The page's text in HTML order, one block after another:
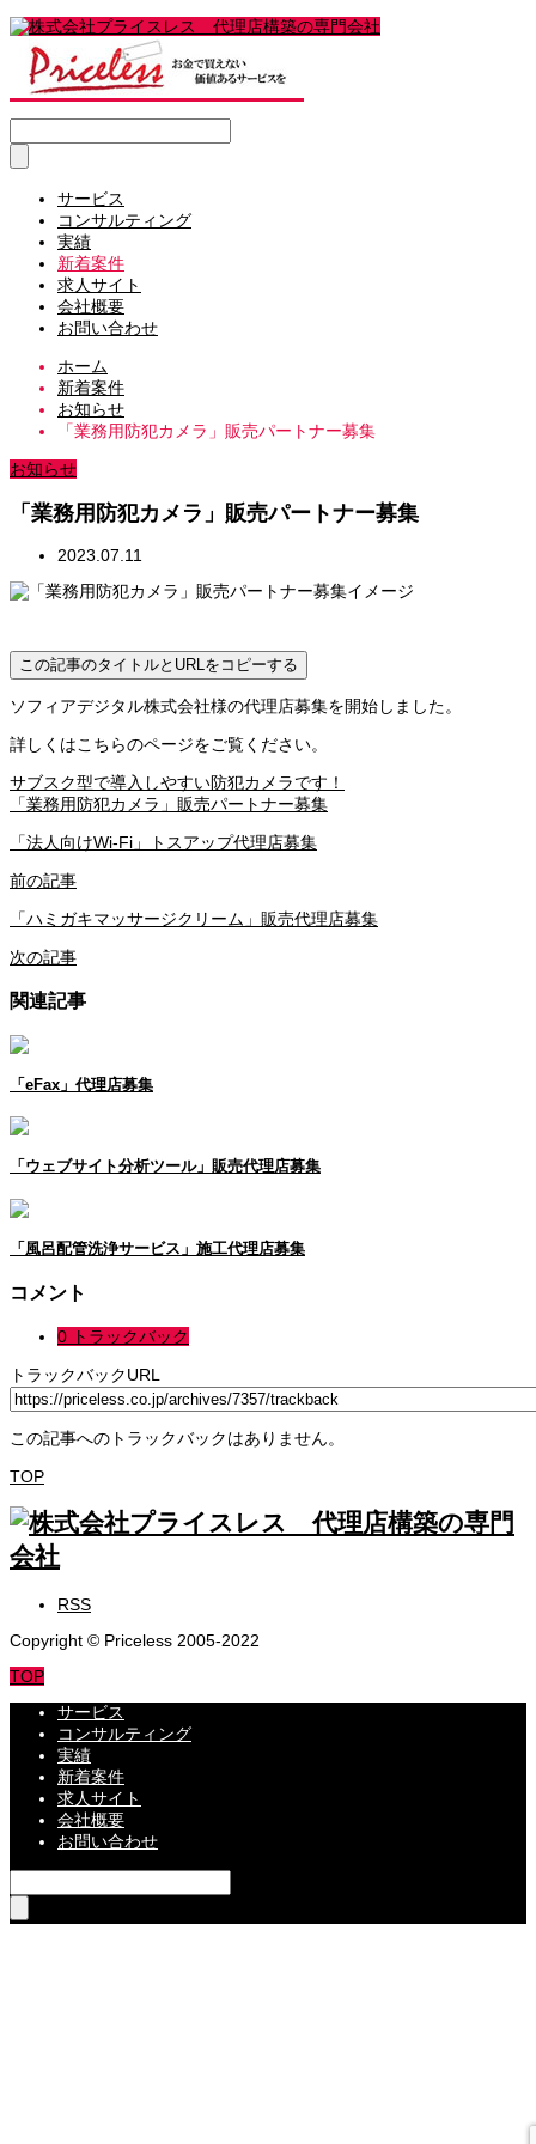
サービス
コンサルティング
実績
新着案件
求人サイト
会社概要
お問い合わせ
ホーム
新着案件
お知らせ
「業務用防犯カメラ」販売パートナー募集
お知らせ
「業務用防犯カメラ」販売パートナー募集
2023.07.11
この記事のタイトルとURLをコピーする
ソフィアデジタル株式会社様の代理店募集を開始しました。
詳しくはこちらのページをご覧ください。
サブスク型で導入しやすい防犯カメラです！
「業務用防犯カメラ」販売パートナー募集
「法人向けWi-Fi」トスアップ代理店募集
前の記事
「ハミガキマッサージクリーム」販売代理店募集
次の記事
関連記事
「eFax」代理店募集
「ウェブサイト分析ツール」販売代理店募集
「風呂配管洗浄サービス」施工代理店募集
コメント
0 トラックバック
トラックバックURL
この記事へのトラックバックはありません。
TOP
RSS
Copyright © Priceless 2005-2022
TOP
サービス
コンサルティング
実績
新着案件
求人サイト
会社概要
お問い合わせ